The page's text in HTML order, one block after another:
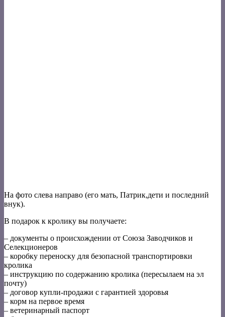
На фото слева направо (его мать, Патрик,дети и последний
внук).
В подарок к кролику вы получаете:
– документы о происхождении от Союза Заводчиков и
Селекционеров
– коробку переноску для безопасной транспортировки
кролика
– инструкцию по содержанию кролика (пересылаем на эл
почту)
– договор купли-продажи с гарантией здоровья
– корм на первое время
– ветеринарный паспорт